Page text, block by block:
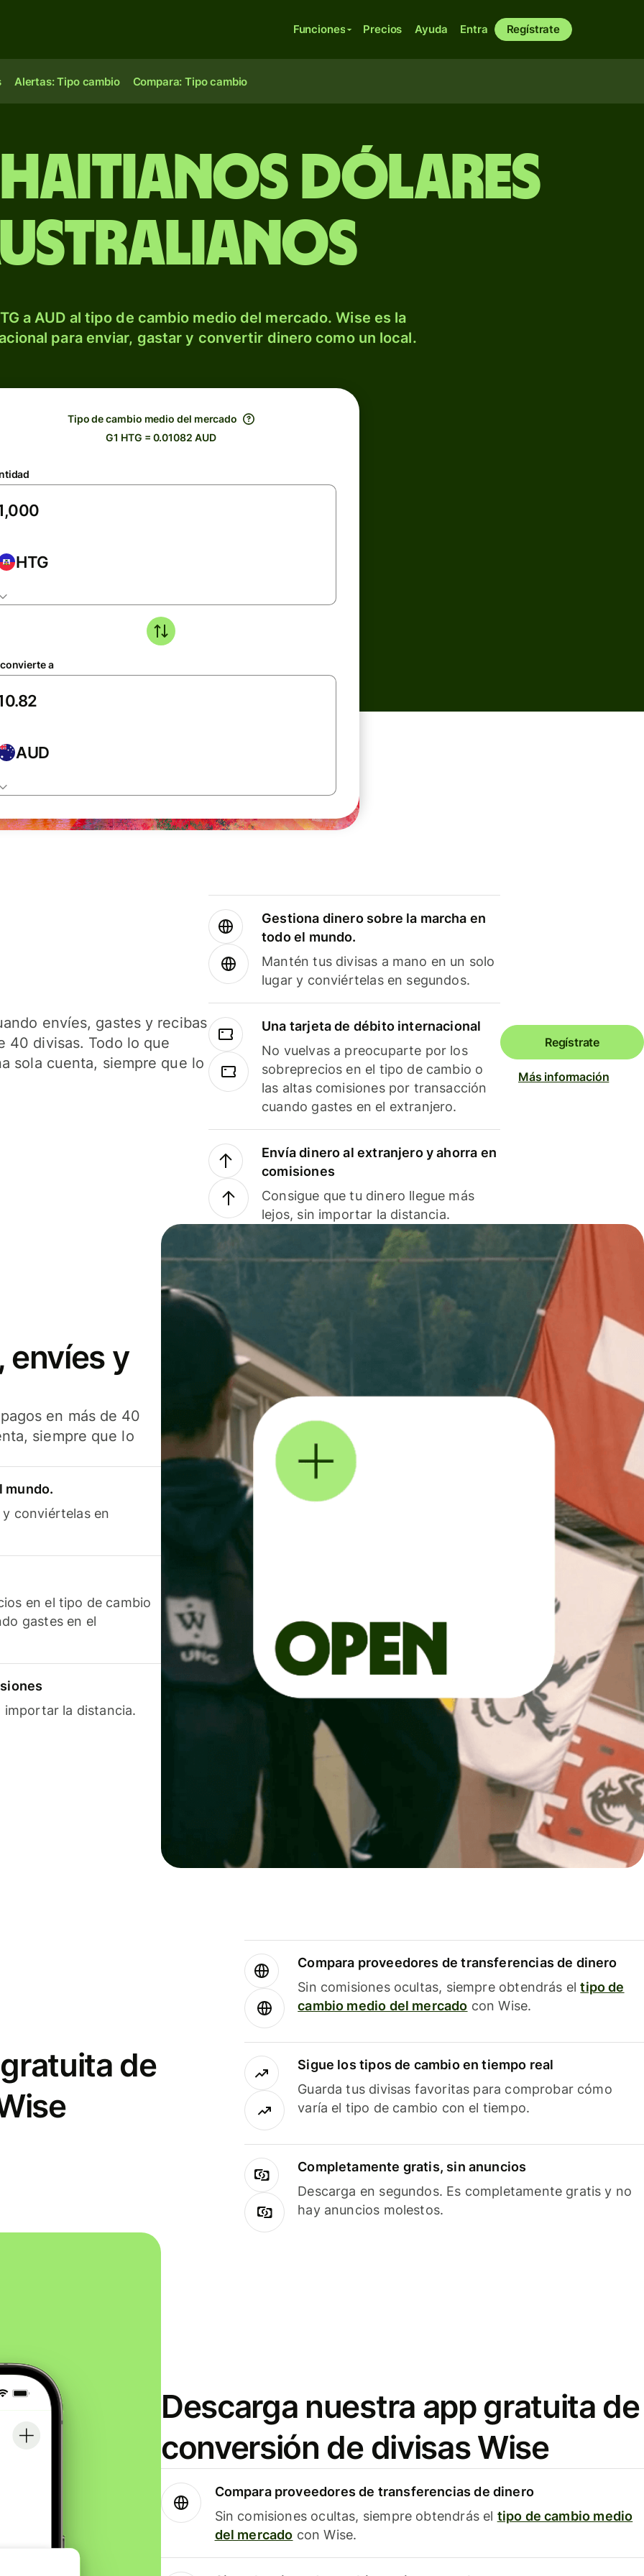
Funciones Precios Ayuda Entra Regístrate
Alertas: Tipo cambio Compara: Tipo cambio
haitianos dólares
a AUD al tipo de cambio medio del mercado. Wise es la
para enviar, gastar y convertir dinero como un local.
Tipo de cambio medio del mercado
G1 HTG = 0.01082 AUD
HTG
a
AUD
envíes, gastes y recibas
40 divisas. Todo lo que
sola cuenta, siempre que lo
Gestiona dinero sobre la marcha en
todo el mundo.
Mantén tus divisas a mano en un solo
lugar y conviértelas en segundos.
Una tarjeta de débito internacional
No vuelvas a preocuparte por los
sobreprecios en el tipo de cambio o
las altas comisiones por transacción
cuando gastes en el extranjero.
Envía dinero al extranjero y ahorra en
comisiones
Consigue que tu dinero llegue más
lejos, sin importar la distancia.
Regístrate
Más información
envíes y
en más de 40
siempre que lo
mundo.
conviértelas en
en el tipo de cambio
gastes en el
importar la distancia.
de
Compara proveedores de transferencias de dinero
Sin comisiones ocultas, siempre obtendrás eltipo de
cambio medio del mercado con Wise.
Sigue los tipos de cambio en tiempo real
Guarda tus divisas favoritas para comprobar cómo
varía el tipo de cambio con el tiempo.
Completamente gratis, sin anuncios
Descarga en segundos. Es completamente gratis y no
hay anuncios molestos.
Descarga nuestra app gratuita de
conversión de divisas Wise
Compara proveedores de transferencias de dinero
Sin comisiones ocultas, siempre obtendrás el tipo de cambio medio
del mercado con Wise.